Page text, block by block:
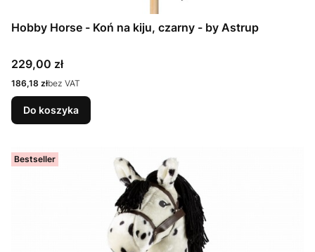
Hobby Horse - Koń na kiju, czarny - by Astrup
Cena
229,00 zł
Cena
186,18 złbez VAT
Do koszyka
Bestseller